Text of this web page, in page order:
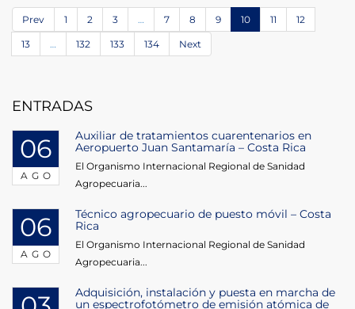
Prev 1 2 3 … 7 8 9 10 11 12
13 … 132 133 134 Next
ENTRADAS
06
AGO
Auxiliar de tratamientos cuarentenarios en
Aeropuerto Juan Santamaría – Costa Rica
El Organismo Internacional Regional de Sanidad
Agropecuaria...
06
AGO
Técnico agropecuario de puesto móvil – Costa
Rica
El Organismo Internacional Regional de Sanidad
Agropecuaria...
Adquisición, instalación y puesta en marcha de
un espectrofotómetro de emisión atómica de